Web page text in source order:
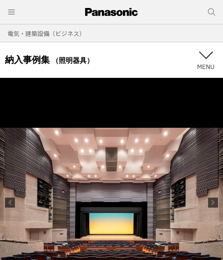
電気・建築設備（ビジネス）
納入事例集 （照明器具）